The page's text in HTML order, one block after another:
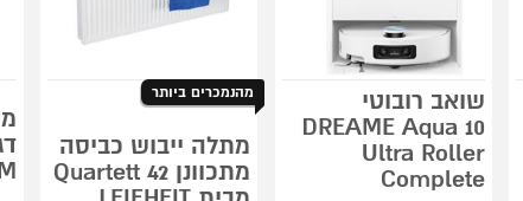
שואב רובוטי
DREAME Aqua 10
Ultra Roller
Complete
מהנמכרים ביותר
מתלה ייבוש כביסה
מתכוונן Quartett 42